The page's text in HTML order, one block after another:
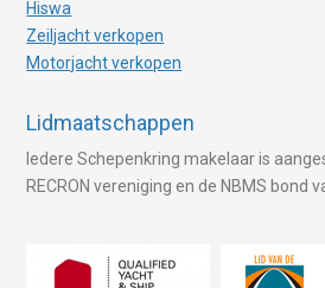
Hiswa
Zeiljacht verkopen
Motorjacht verkopen
Lidmaatschappen
Iedere Schepenkring makelaar is
RECRON vereniging en de NBMS bond